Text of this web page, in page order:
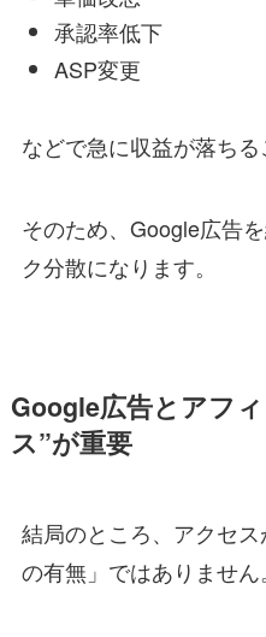
承認率低下
ASP変更
などで急に収益が落ちる
そのため、Google広告
ク分散になります。
Google広告とアフ
ス”が重要
結局のところ、アクセ
の有無」ではありません。